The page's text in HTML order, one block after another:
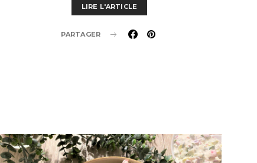
LIRE L'ARTICLE
PARTAGER